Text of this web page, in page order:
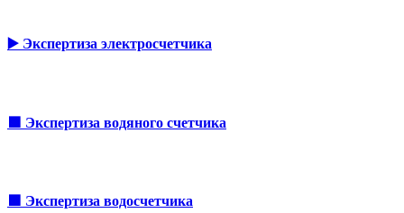
▶️ Экспертиза электросчетчика
🟩 Экспертиза водяного счетчика
🟩 Экспертиза водосчетчика